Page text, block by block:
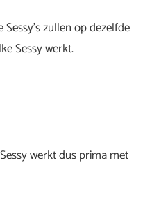
zullen op dezelfde
Sessy werkt.
werkt dus prima met